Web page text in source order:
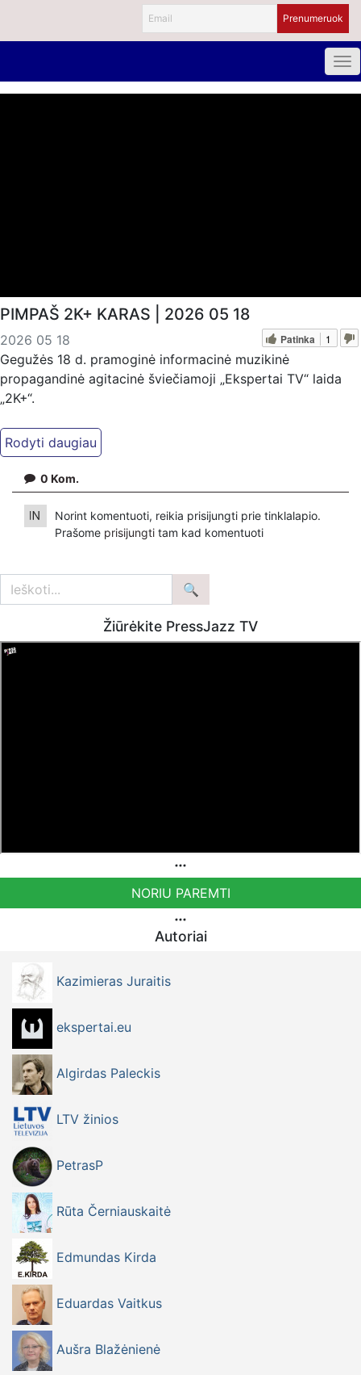
PIMPAŠ 2K+ KARAS | 2026 05 18
2026 05 18 Patinka 1
Gegužės 18 d. pramoginė informacinė muzikinė
propagandinė agitacinė šviečiamoji „Ekspertai TV“ laida
„2K+“.
Kiti mūsų kanalai:
Ekspertai.eu Telegram'e – https://t.me/ekspertaiTelegram
https://www.ekspertai.eu
Mūsų veikla galima tik dėka skaitytojų ir žiūrovų, mus
VšĮ „Ekspertai.eu“ per PayPal paspaudę šią nuorodą –
https://www.paypal.com/paypalme/Ekspertaieu?
0 Kom.
Norint komentuoti, reikia prisijungti prie tinklalapio.
Prašome prisijungti tam kad komentuoti
Žiūrėkite PressJazz TV
NORIU PAREMTI
Autoriai
Kazimieras Juraitis
ekspertai.eu
Algirdas Paleckis
LTV žinios
PetrasP
Rūta Černiauskaitė
Edmundas Kirda
Eduardas Vaitkus
Aušra Blažėnienė